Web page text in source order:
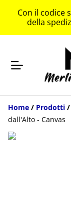
Con il codice
della
Home / Prodotti /
dall'Alto - Canvas